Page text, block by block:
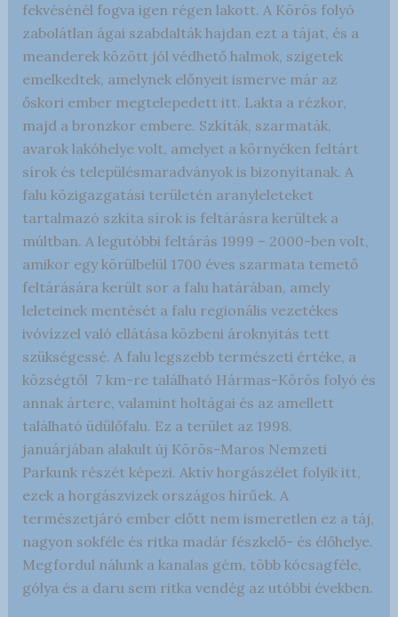
fekvésénél fogva igen régen lakott. A Körös folyó
zabolátlan ágai szabdalták hajdan ezt a tájat, és a
meanderek között jól védhető halmok, szigetek
emelkedtek, amelynek előnyeit ismerve már az
őskori ember megtelepedett itt. Lakta a rézkor,
majd a bronzkor embere. Szkíták, szarmaták,
avarok lakóhelye volt, amelyet a környéken feltárt
sírok és településmaradványok is bizonyítanak. A
falu közigazgatási területén aranyleleteket
tartalmazó szkíta sírok is feltárásra kerültek a
múltban. A legutóbbi feltárás 1999 – 2000-ben volt,
amikor egy körülbelül 1700 éves szarmata temető
feltárására került sor a falu határában, amely
leleteinek mentését a falu regionális vezetékes
ivóvízzel való ellátása közbeni ároknyitás tett
szükségessé. A falu legszebb természeti értéke, a
községtől 7 km-re található Hármas-Körös folyó és
annak ártere, valamint holtágai és az amellett
található üdülőfalu. Ez a terület az 1998.
januárjában alakult új Körös-Maros Nemzeti
Parkunk részét képezi. Aktív horgászélet folyik itt,
ezek a horgászvizek országos hírűek. A
természetjáró ember előtt nem ismeretlen ez a táj,
nagyon sokféle és ritka madár fészkelő- és élőhelye.
Megfordul nálunk a kanalas gém, több kócsagféle,
gólya és a daru sem ritka vendég az utóbbi években.